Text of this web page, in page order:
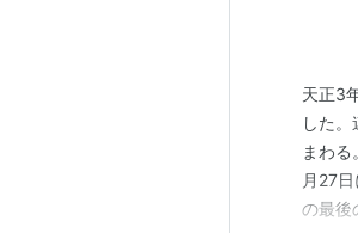
天正3
した
まわ
月27
の最後